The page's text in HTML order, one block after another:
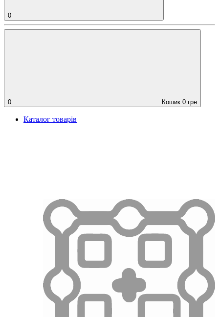
0
0 Кошик 0 грн
Каталог товарів